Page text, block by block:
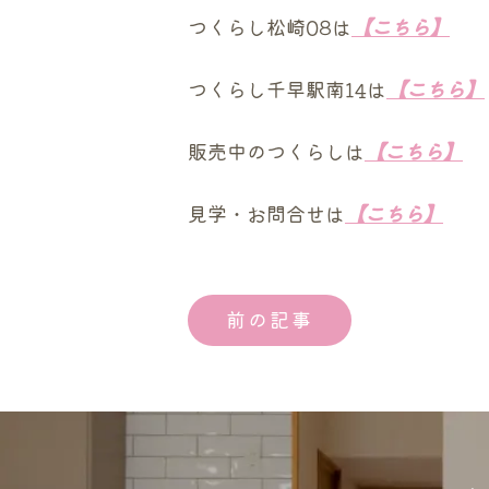
つくらし松崎08は 【こちら】
つくらし千早駅南14は 【こちら】
販売中のつくらしは 【こちら】
見学・お問合せは 【こちら】
前の記事